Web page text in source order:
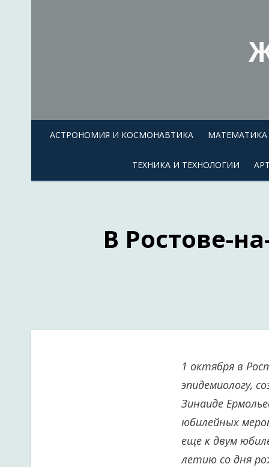
АСТРОНОМИЯ И КОСМОНАВТИКА МАТЕМАТИКА
ТЕХНИКА И ТЕХНОЛОГИИ
В Ростове-
1 октября в
эпидемиологу,
Зинаиде
юбилейных
еще к двум
летию со дня